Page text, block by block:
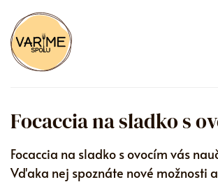
Focaccia na sladko s
Focaccia na sladko s ovocím vás
Vďaka nej spoznáte nové možnosti